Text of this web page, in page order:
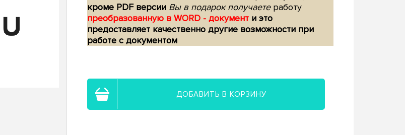
кроме PDF версии Вы в подарок получаетеработу
преобразованную в WORD - документ и это
предоставляет качественно другие возможности при
работе с документом
ДОБАВИТЬ В КОРЗИНУ